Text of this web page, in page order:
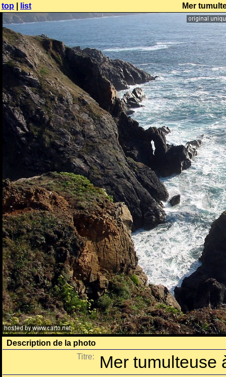
top list Mer
Description de la photo
Titre:
Mer tumulteuse